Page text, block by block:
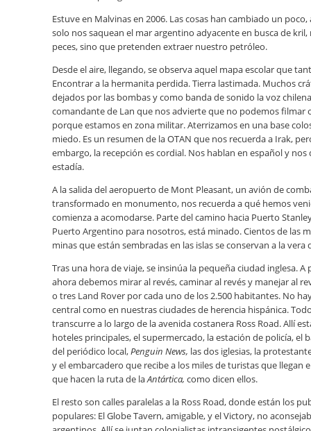
Estuve en Malvinas en 2006. Las cosas han cambiado un
solo nos saquean el mar argentino adyacente en busca de kril,
peces, sino que pretenden extraer nuestro petróleo.
Desde el aire, llegando, se observa aquel mapa escolar que
Encontrar a la hermanita perdida. Tierra lastimada. Muchos
dejados por las bombas y como banda de sonido la voz
comandante de Lan que nos advierte que no podemos filmar
porque estamos en zona militar. Aterrizamos en una base
miedo. Es un resumen de la OTAN que nos recuerda a Irak,
embargo, la recepción es cordial. Nos hablan en español y nos
estadía.
A la salida del aeropuerto de Mont Pleasant, un avión de
transformado en monumento, nos recuerda a qué hemos
comienza a acomodarse. Parte del camino hacia Puerto
Puerto Argentino para nosotros, está minado. Cientos de las
minas que están sembradas en las islas se conservan a la vera
Tras una hora de viaje, se insinúa la pequeña ciudad inglesa. A
ahora debemos mirar al revés, caminar al revés y manejar al
o tres Land Rover por cada uno de los 2.500 habitantes. No
central como en nuestras ciudades de herencia hispánica.
transcurre a lo largo de la avenida costanera Ross Road. Allí
hoteles principales, el supermercado, la estación de policía, el
del periódico local,Penguin News, las dos iglesias, la
y el embarcadero que recibe a los miles de turistas que llegan
que hacen la ruta de laAntártica, como dicen ellos.
El resto son calles paralelas a la Ross Road, donde están los
populares: El Globe Tavern, amigable, y el Victory, no